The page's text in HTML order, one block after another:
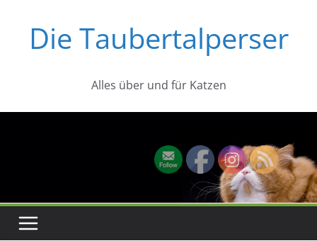
springenDie Taubertalperser
Alles über und für Katzen